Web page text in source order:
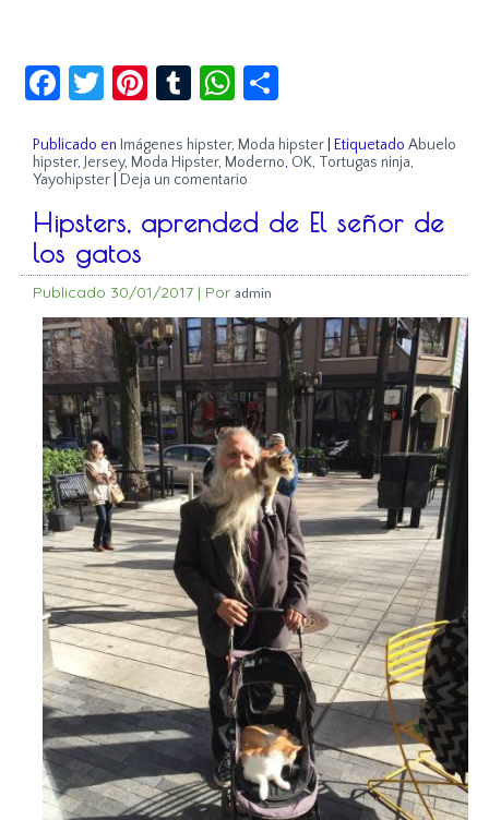
Facebook
Twitter
Pinterest
TumblrWhatsApp
Publicado en Imágenes hipster, Moda hipster Etiquetado Abuelo
hipster, Jersey, Moda Hipster, Moderno, OK, Tortugas ninja,
Yayohipster
Deja un comentario
Hipsters, aprended de El señor de
los gatos
Publicado 30/01/2017 | Por admin